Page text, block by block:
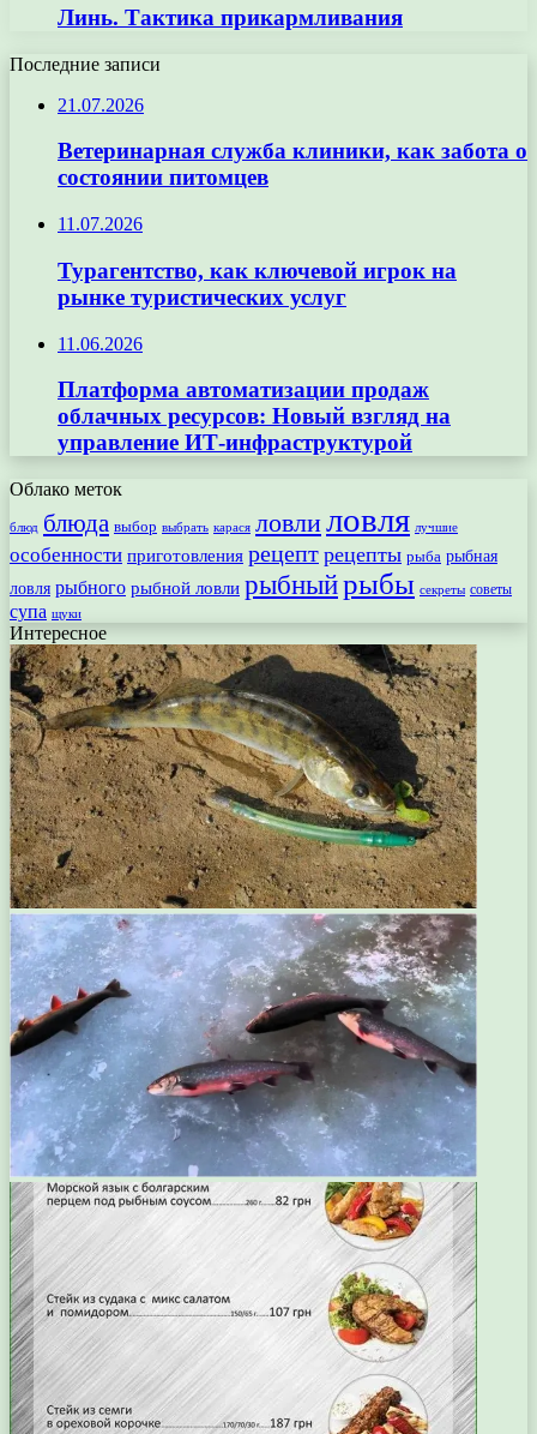
Линь. Тактика прикармливания
Последние записи
21.07.2026
Ветеринарная служба клиники, как забота о
состоянии питомцев
11.07.2026
Турагентство, как ключевой игрок на
рынке туристических услуг
11.06.2026
Платформа автоматизации продаж
облачных ресурсов: Новый взгляд на
управление ИТ-инфраструктурой
Облако меток
блюд блюда выбор выбрать карася ловлиловля лучшие
особенности приготовления рецепт рецепты рыба рыбная
ловля рыбного рыбной ловли рыбныйрыбы секреты советы
супа щуки
Интересное